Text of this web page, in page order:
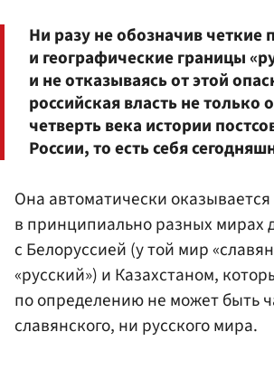
Ни разу не обозначив четкие
и географические границы
и не отказываясь от этой
российская власть не только
четверть века истории
России, то есть себя
Она автоматически оказывается
в принципиально разных мирах
с Белоруссией (у той мир
«русский») и Казахстаном,
по определению не может быть
славянского, ни русского мира.